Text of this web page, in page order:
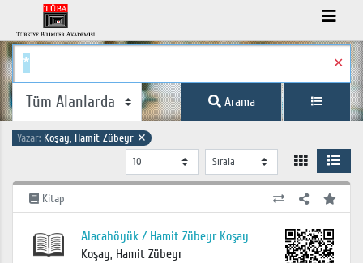
✕
Arama
Yazar: Koşay, Hamit Zübeyr ✕
Kitap
Alacahöyük / Hamit Zübeyr Koşay
Koşay, Hamit Zübeyr